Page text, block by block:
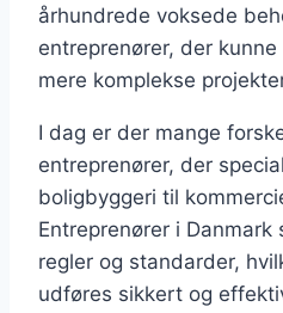
århundrede voksede
entreprenører, der
mere komplekse
I dag er der mange
entreprenører, der
boligbyggeri til
Entreprenører i
regler og standarder,
udføres sikkert og